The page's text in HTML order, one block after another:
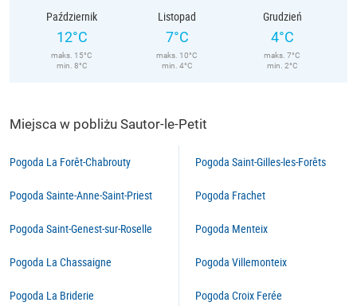
Październik
12°C
maks. 15°C
min. 8°C
Listopad
7°C
maks. 10°C
min. 4°C
Grudzień
4°C
maks. 7°C
min. 2°C
Miejsca w pobliżu Sautor-le-Petit
Pogoda La Forêt-Chabrouty
Pogoda Sainte-Anne-Saint-Priest
Pogoda Saint-Genest-sur-Roselle
Pogoda La Chassaigne
Pogoda La Briderie
Pogoda Saint-Gilles-les-Forêts
Pogoda Frachet
Pogoda Menteix
Pogoda Villemonteix
Pogoda Croix Ferée